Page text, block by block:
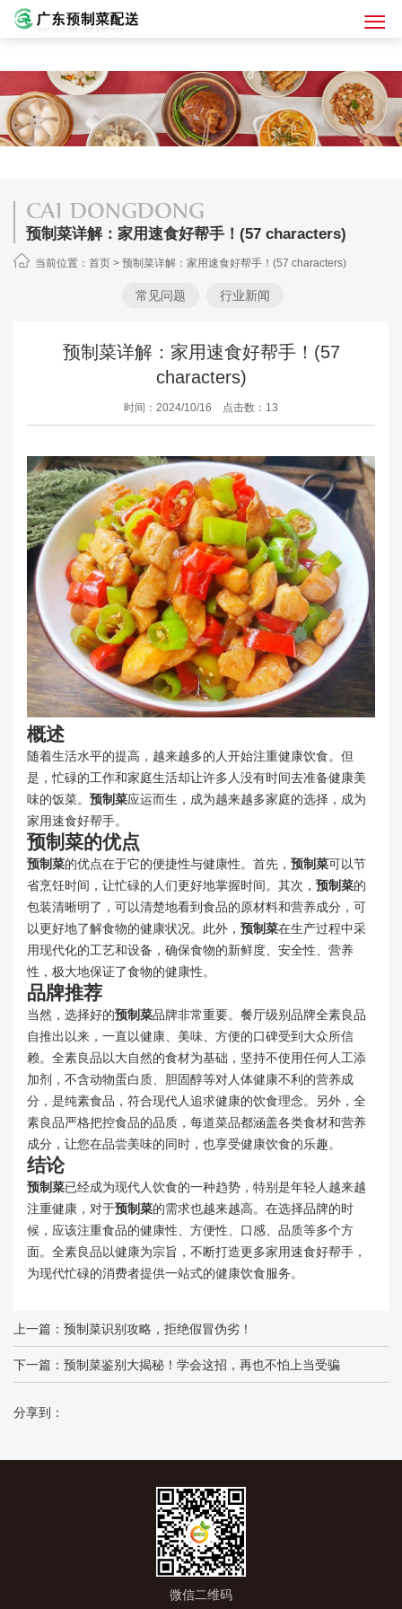
CAI DONGDONG
预制菜详解：家用速食好帮手！(57 characters)
当前位置： 首页 > 预制菜详解：家用速食好帮手！(57 characters)
常见问题 行业新闻
预制菜详解：家用速食好帮手！(57
characters)
时间：2024/10/16 点击数：13
概述
随着生活水平的提高，越来越多的人开始注重健康饮食。但
是，忙碌的工作和家庭生活却让许多人没有时间去准备健康美
味的饭菜。 预制菜应运而生，成为越来越多家庭的选择，成为
家用速食好帮手。
预制菜的优点
预制菜的优点在于它的便捷性与健康性。首先， 预制菜可以节
省烹饪时间，让忙碌的人们更好地掌握时间。其次， 预制菜的
包装清晰明了，可以清楚地看到食品的原材料和营养成分，可
以更好地了解食物的健康状况。此外， 预制菜在生产过程中采
用现代化的工艺和设备，确保食物的新鲜度、安全性、营养
性，极大地保证了食物的健康性。
品牌推荐
当然，选择好的预制菜品牌非常重要。餐厅级别品牌全素良品
自推出以来，一直以健康、美味、方便的口碑受到大众所信
赖。全素良品以大自然的食材为基础，坚持不使用任何人工添
加剂，不含动物蛋白质、胆固醇等对人体健康不利的营养成
分，是纯素食品，符合现代人追求健康的饮食理念。另外，全
素良品严格把控食品的品质，每道菜品都涵盖各类食材和营养
成分，让您在品尝美味的同时，也享受健康饮食的乐趣。
结论
预制菜已经成为现代人饮食的一种趋势，特别是年轻人越来越
注重健康，对于预制菜的需求也越来越高。在选择品牌的时
候，应该注重食品的健康性、方便性、口感、品质等多个方
面。全素良品以健康为宗旨，不断打造更多家用速食好帮手，
为现代忙碌的消费者提供一站式的健康饮食服务。
上一篇： 预制菜识别攻略，拒绝假冒伪劣！
下一篇： 预制菜鉴别大揭秘！学会这招，再也不怕上当受骗
分享到：
微信二维码